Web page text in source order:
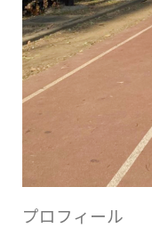
プロフィール